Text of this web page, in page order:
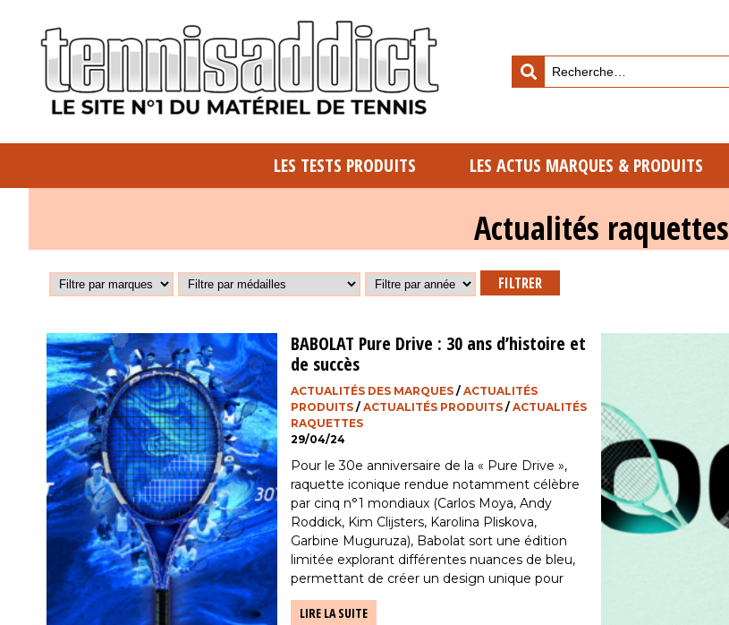
LES TESTS PRODUITS LES ACTUS MARQUES & PRODUITS
Actualités raquettes
BABOLAT Pure Drive : 30 ans d’histoire et
de succès
ACTUALITÉS DES MARQUES /ACTUALITÉS
PRODUITS /ACTUALITÉS PRODUITS /ACTUALITÉS
RAQUETTES
29/04/24
Pour le 30e anniversaire de la « Pure Drive »,
raquette iconique rendue notamment célèbre
par cinq n°1 mondiaux (Carlos Moya, Andy
Roddick, Kim Clijsters, Karolina Pliskova,
Garbine Muguruza), Babolat sort une édition
limitée explorant différentes nuances de bleu,
permettant de créer un design unique pour
chacune des 30 000 raquettes disponibles. 30
ans de succès, 30 ans […]
LIRE LA SUITE